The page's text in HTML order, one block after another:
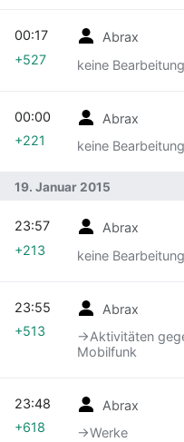
Abrax
keine
00:17
+527
Abrax
keine
00:00
+221
19. Januar 2015
Abrax
keine
23:57
+213
Abrax
→‎Aktivitäten
Mobilfunk
23:55
+513
Abrax
→‎Werke
23:48
+618